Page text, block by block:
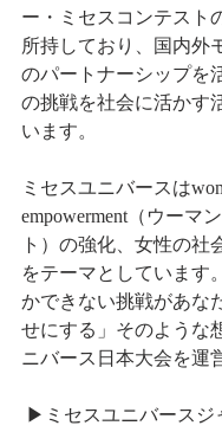
ー・ミセスコンテスト
所持しており、​国内外
のパートナーシップを
の挑戦を社会に活かす
います。
ミセスユニバースは
empowerment（ウーマ
ト）の強化、女性の社
をテーマとしています
かできない挑戦があな
せにする」そのような
ニバース日本大会を運
▶︎ミセスユニバースジ